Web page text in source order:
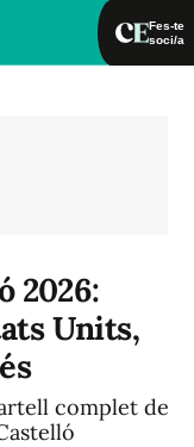
Fes-te
soci/a
2026:
Units,
complet de